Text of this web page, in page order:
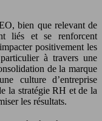
bien que relevant de
liés et se renforcent
positivement les
à travers une
de la marque
culture d’entreprise
la stratégie RH et de la
les résultats.